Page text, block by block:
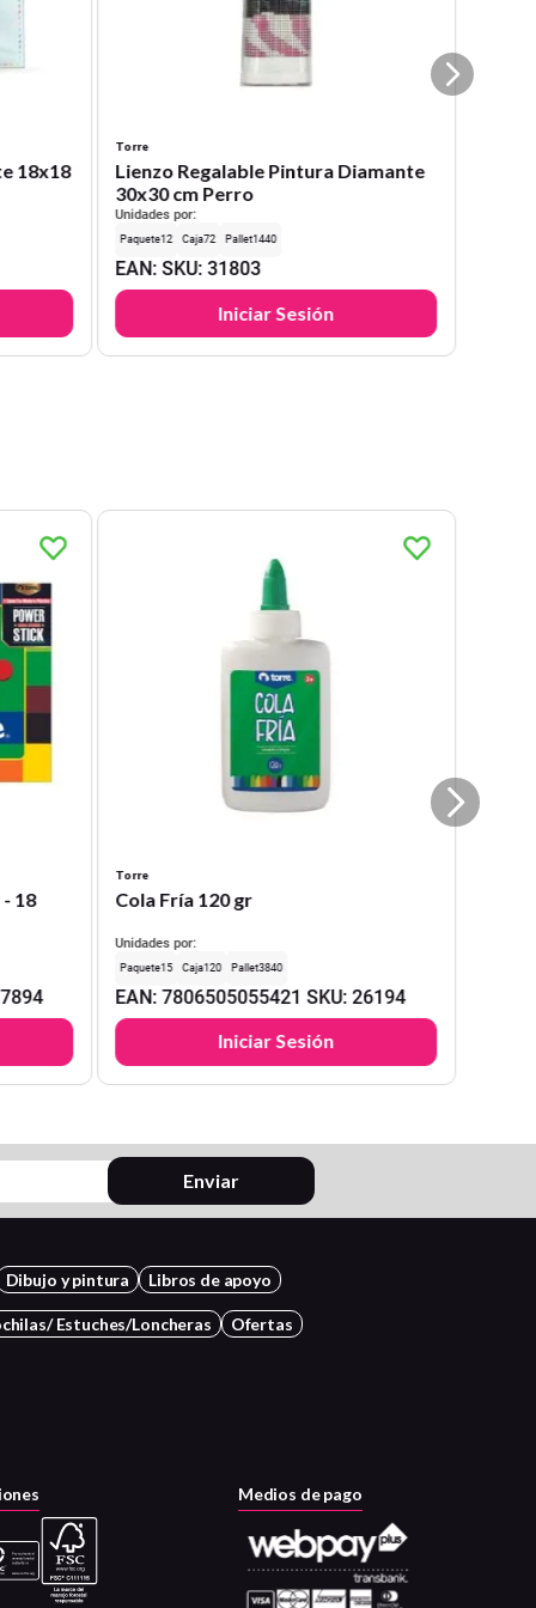
18x18
Torre
Lienzo Regalable Pintura Diamante
30x30 cm Perro
Unidades por:
12 72 1440
EAN: SKU:31803
Iniciar Sesión
18
Torre
Cola Fría 120 gr
Unidades por:
15 120 3840
EAN:7806505055421 SKU:26194
Iniciar Sesión
Enviar
Dibujo y pintura Libros de apoyo
Estuches/Loncheras Ofertas
Medios de pago